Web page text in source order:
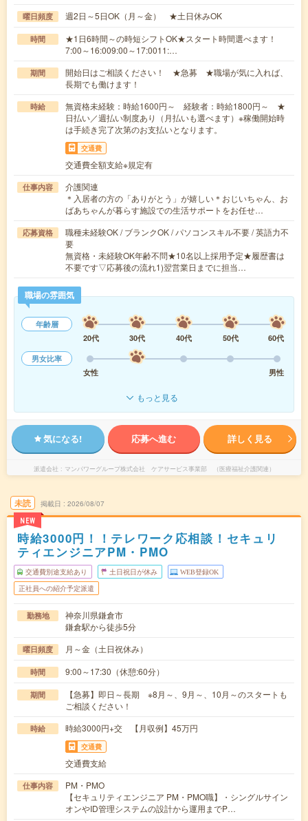
曜日頻度 週2日～5日OK（月～金） ★土日休みOK
時間
★1日6時間～の時短シフトOK★スタート時間選べます！
7:00～16:009:00～17:0011:…
期間
開始日はご相談ください！ ★急募 ★職場が気に入れば、
長期でも働けます！
時給
無資格未経験：時給1600円～ 経験者：時給1800円～ ★
日払い／週払い制度あり（月払いも選べます）※稼働開始時
は手続き完了次第のお支払いとなります。
交通費
交通費全額支給※規定有
仕事内容
介護関連
＊入居者の方の「ありがとう」が嬉しい＊おじいちゃん、お
ばあちゃんが暮らす施設での生活サポートをお任せ…
応募資格
職種未経験OK / ブランクOK / パソコンスキル不要 / 英語力不
要
無資格・未経験OK年齢不問★10名以上採用予定★履歴書は
不要です▽応募後の流れ1)翌営業日までに担当…
職場の雰囲気
年齢層
20代
30代 40代 50代
60代
男女比率
女性
男性
もっと見る
気になる! 応募へ進む 詳しく見る
派遣会社 マンパワーグループ株式会社 ケアサービス事業部 （医療福祉介護関連）
未読
NEW
掲載日 2026/08/07
時給3000円！！テレワーク応相談！セキュリ
ティエンジニアPM・PMO
交通費別途支給あり 土日祝日が休み WEB登録OK
正社員への紹介予定派遣
勤務地
神奈川県鎌倉市
鎌倉駅から徒歩5分
曜日頻度 月～金（土日祝休み）
時間 9:00～17:30（休憩:60分）
期間
【急募】即日～長期 ※8月～、9月～、10月～のスタートも
ご相談ください！
時給 時給3000円+交 【月収例】45万円
交通費
交通費支給
仕事内容
PM・PMO
【セキュリティエンジニア PM・PMO職】・シングルサイン
オンやID管理システムの設計から運用までP…